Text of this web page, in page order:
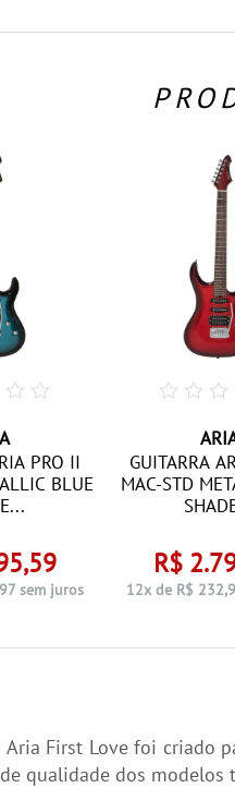
PRO II
BLUE
sem juros
GUITARRA
MAC-STD
R$
12x de R$
First Love foi criado
qualidade dos modelos